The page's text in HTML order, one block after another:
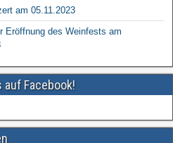
am 05.11.2023
Eröffnung des Weinfests am
auf Facebook!